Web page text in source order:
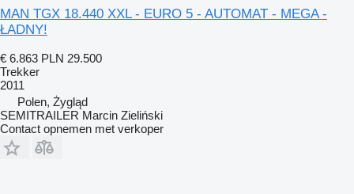
MAN TGX 18.440 XXL - EURO 5 - AUTOMAT - MEGA -
ŁADNY!
€ 6.863 PLN 29.500
Trekker
2011
Polen, Żygląd
SEMITRAILER Marcin Zieliński
Contact opnemen met verkoper